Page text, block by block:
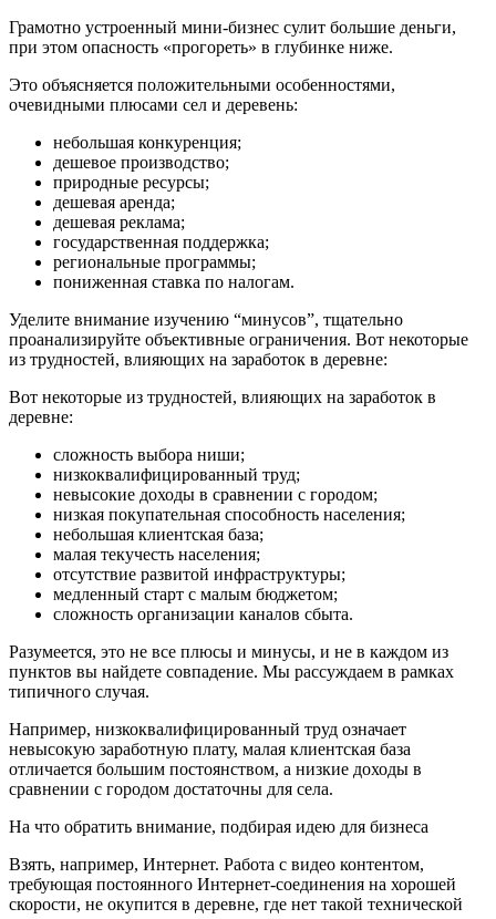
Грамотно устроенный мини-бизнес сулит большие деньги,
при этом опасность «прогореть» в глубинке ниже.
Это объясняется положительными особенностями,
очевидными плюсами сел и деревень:
небольшая конкуренция;
дешевое производство;
природные ресурсы;
дешевая аренда;
дешевая реклама;
государственная поддержка;
региональные программы;
пониженная ставка по налогам.
Уделите внимание изучению “минусов”, тщательно
проанализируйте объективные ограничения. Вот некоторые
из трудностей, влияющих на заработок в деревне:
Вот некоторые из трудностей, влияющих на заработок в
деревне:
сложность выбора ниши;
низкоквалифицированный труд;
невысокие доходы в сравнении с городом;
низкая покупательная способность населения;
небольшая клиентская база;
малая текучесть населения;
отсутствие развитой инфраструктуры;
медленный старт с малым бюджетом;
сложность организации каналов сбыта.
Разумеется, это не все плюсы и минусы, и не в каждом из
пунктов вы найдете совпадение. Мы рассуждаем в рамках
типичного случая.
Например, низкоквалифицированный труд означает
невысокую заработную плату, малая клиентская база
отличается большим постоянством, а низкие доходы в
сравнении с городом достаточны для села.
На что обратить внимание, подбирая идею для бизнеса
Взять, например, Интернет. Работа с видео контентом,
требующая постоянного Интернет-соединения на хорошей
скорости, не окупится в деревне, где нет такой технической